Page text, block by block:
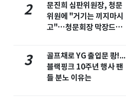
2
문진희 심판위원장, 청문
위원에 "거기는 끼지마시
고"…청문회장 막장드라
3
골프채로 YG 출입문 쾅!...
블랙핑크 10주년 행사 팬
들 분노 이유는